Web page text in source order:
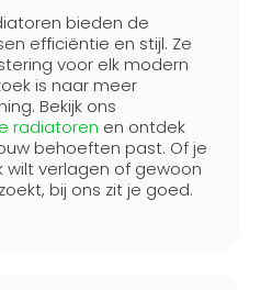
bieden de
efficiëntie en stijl. Ze
voor elk modern
is naar meer
Bekijk ons
radiatoren en ontdek
behoeften past. Of je
wilt verlagen of gewoon
bij ons zit je goed.